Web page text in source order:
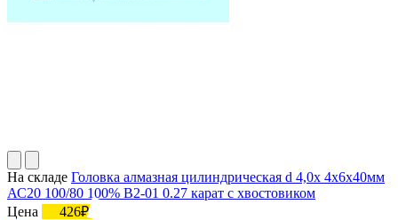
На складе Головка алмазная цилиндрическая d 4,0х 4х6х40мм
АС20 100/80 100% В2-01 0.27 карат с хвостовиком
Цена
426₽